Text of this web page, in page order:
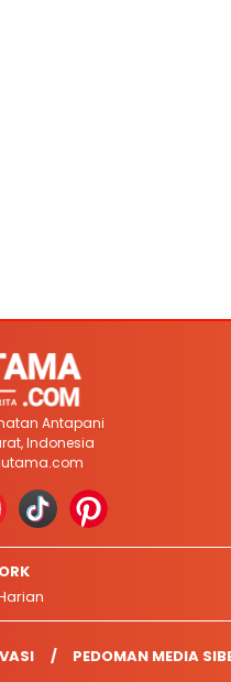
Antapani
Indonesia
PEDOMAN MEDIA